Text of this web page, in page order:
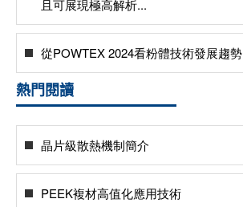
且可展現極高解析...
從POWTEX 2024看粉體技術發展趨勢
熱門閱讀
晶片級散熱機制簡介
PEEK複材高值化應用技術